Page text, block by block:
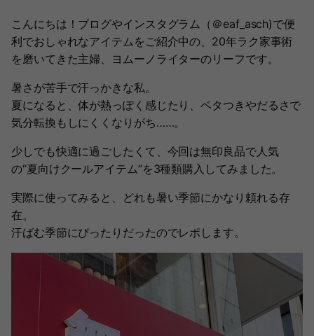
こんにちは！ブログやインスタグラム（＠eaf_asch)で便
利でおしゃれなアイテムをご紹介中の、20年ラク家事術
を磨いてきた主婦、ヨムーノライターのリーフです。
暑さが苦手で汗っかきな私。
夏になると、体が熱っぽく感じたり、ベタつきやだるさで
気分転換もしにくくなりがち……。
少しでも快適に過ごしたくて、今回は無印良品で人気
の“夏向けクールアイテム”を3種類購入してみました。
実際に使ってみると、どれも暑い季節にかなり頼れる存
在。
汗ばむ季節にぴったりだったのでレポします。